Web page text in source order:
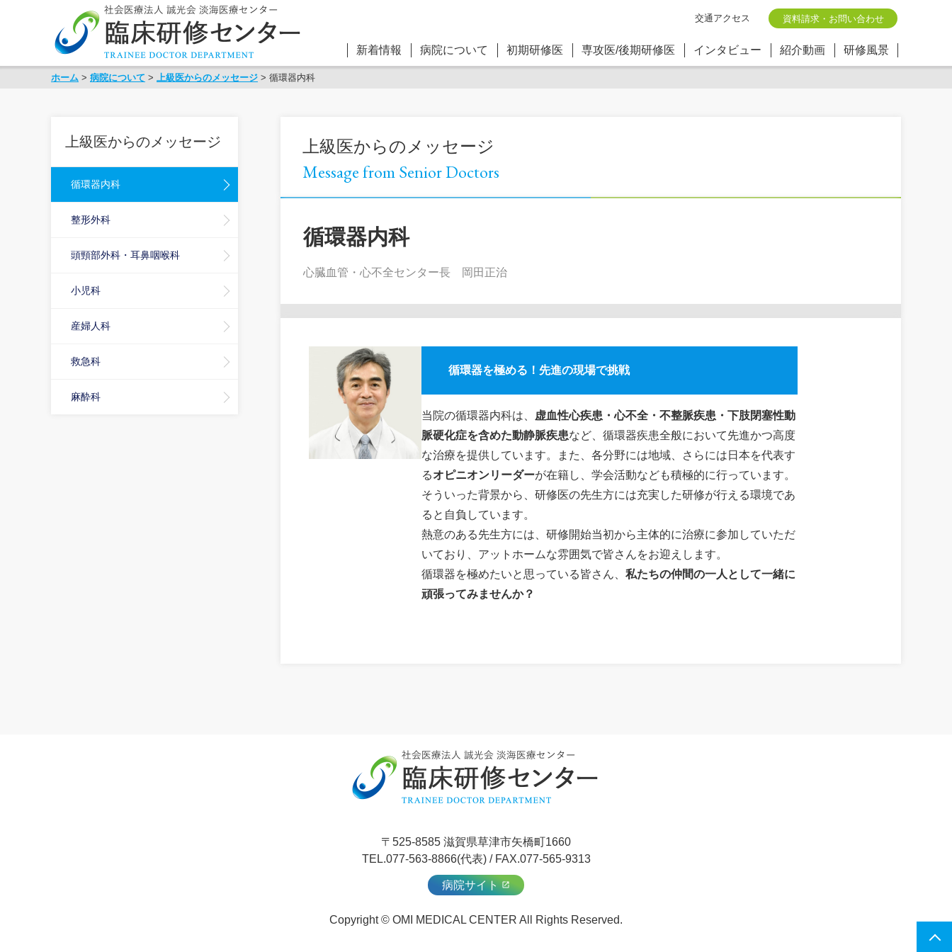
交通アクセス 資料請求・お問い合わせ
新着情報 病院について 初期研修医 専攻医/後期研修医 インタビュー 紹介動画 研修風景
ホーム > 病院について > 上級医からのメッセージ > 循環器内科
上級医からのメッセージ
Message from Senior Doctors
循環器内科
心臓血管・心不全センター長 岡田正治
循環器を極める！先進の現場で挑戦
当院の循環器内科は、 虚血性心疾患・心不全・不整脈疾患・下肢閉塞性動
脈硬化症を含めた動静脈疾患など、循環器疾患全般において先進かつ高度
な治療を提供しています。また、各分野には地域、さらには日本を代表す
るオピニオンリーダーが在籍し、学会活動なども積極的に行っています。
そういった背景から、研修医の先生方には充実した研修が行える環境であ
ると自負しています。
熱意のある先生方には、研修開始当初から主体的に治療に参加していただ
いており、アットホームな雰囲気で皆さんをお迎えします。
循環器を極めたいと思っている皆さん、私たちの仲間の一人として一緒に
頑張ってみませんか？
上級医からのメッセージ
循環器内科
整形外科
頭頸部外科・耳鼻咽喉科
小児科
産婦人科
救急科
麻酔科
〒525-8585 滋賀県草津市矢橋町1660
TEL.077-563-8866(代表) / FAX.077-565-9313
病院サイト
Copyright © OMI MEDICAL CENTER All Rights Reserved.